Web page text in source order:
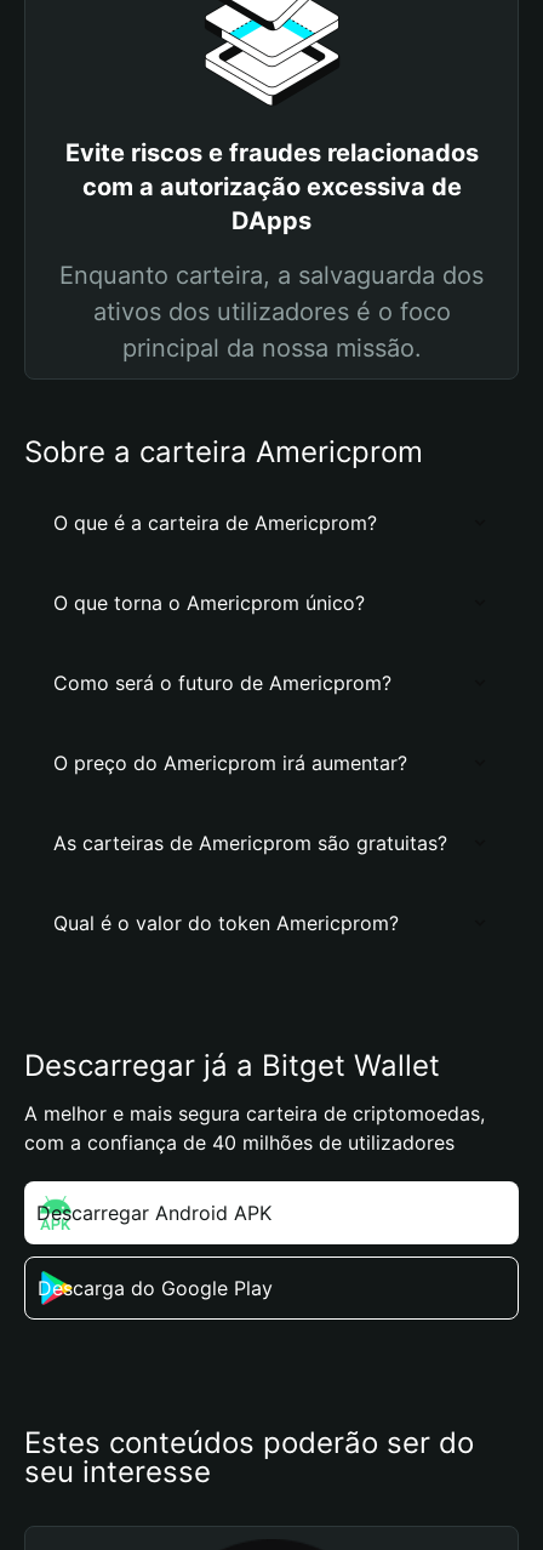
Evite riscos e fraudes relacionados
com a autorização excessiva de
DApps
Enquanto carteira, a salvaguarda dos
ativos dos utilizadores é o foco
principal da nossa missão.
Sobre a carteira Americprom
O que é a carteira de Americprom?
O que torna o Americprom único?
Como será o futuro de Americprom?
O preço do Americprom irá aumentar?
As carteiras de Americprom são gratuitas?
Qual é o valor do token Americprom?
Descarregar já a Bitget Wallet
A melhor e mais segura carteira de criptomoedas,
com a confiança de 40 milhões de utilizadores
Descarregar Android APK
Descarga do Google Play
Estes conteúdos poderão ser do
seu interesse